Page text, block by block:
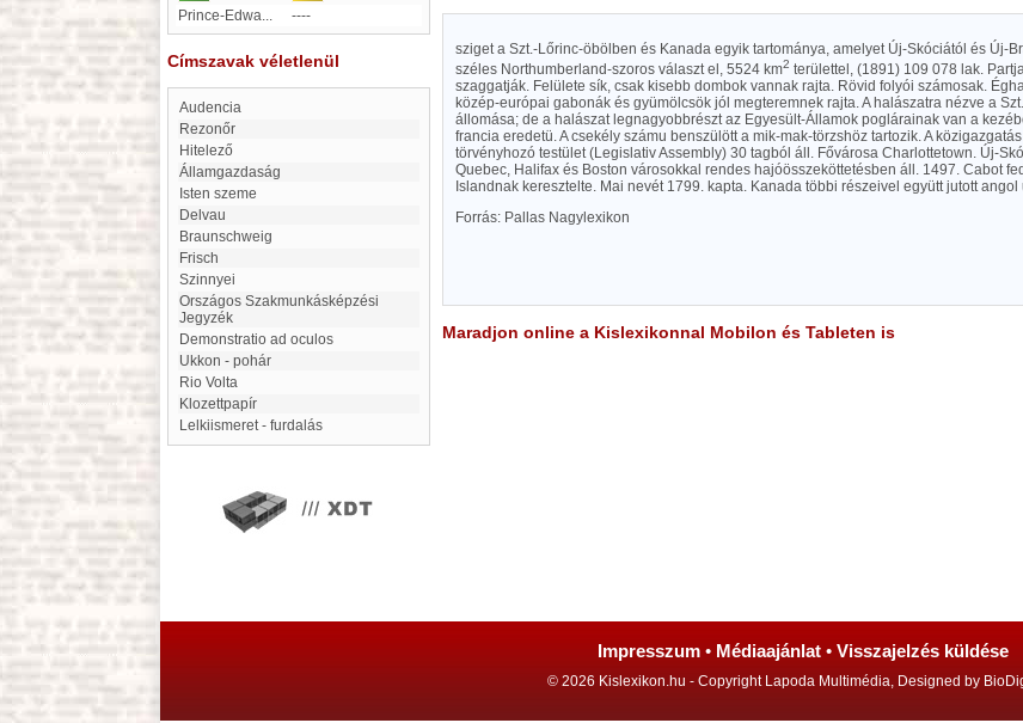
Prince-Edwa...
----
Címszavak véletlenül
Audencia
rezonőr
Hitelező
Államgazdaság
Isten szeme
Delvau
Braunschweig
Frisch
Szinnyei
Országos Szakmunkásképzési
Jegyzék
demonstratio ad oculos
Ukkon - pohár
Rio Volta
Klozettpapír
Lelkiismeret - furdalás
sziget a Szt.-Lőrinc-öbölben és Kanada egyik tartománya, amelyet Új-Skóciától és Új-
széles Northumberland-szoros választ el, 5524 km2 területtel, (1891) 109 078 lak.
szaggatják. Felülete sík, csak kisebb dombok vannak rajta. Rövid folyói számosak.
közép-európai gabonák és gyümölcsök jól megteremnek rajta. A halászatra nézve a
állomása; de a halászat legnagyobbrészt az Egyesült-Államok poglárainak van a
francia eredetü. A csekély számu benszülött a mik-mak-törzshöz tartozik. A
törvényhozó testület (Legislativ Assembly) 30 tagból áll. Fővárosa Charlottetown. Új-
Quebec, Halifax és Boston városokkal rendes hajóösszeköttetésben áll. 1497. Cabot
Islandnak keresztelte. Mai nevét 1799. kapta. Kanada többi részeivel együtt jutott
Forrás: Pallas Nagylexikon
Maradjon online a Kislexikonnal Mobilon és Tableten is
Impresszum • Médiaajánlat • Visszajelzés küldése
© 2026 Kislexikon.hu - Copyright Lapoda Multimédia, Designed by